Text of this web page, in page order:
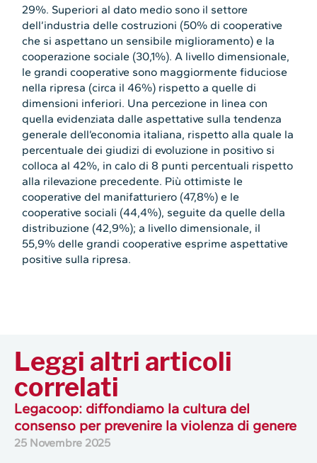
29%. Superiori al dato medio sono il settore
dell’industria delle costruzioni (50% di cooperative
che si aspettano un sensibile miglioramento) e la
cooperazione sociale (30,1%). A livello dimensionale,
le grandi cooperative sono maggiormente fiduciose
nella ripresa (circa il 46%) rispetto a quelle di
dimensioni inferiori. Una percezione in linea con
quella evidenziata dalle aspettative sulla tendenza
generale dell’economia italiana, rispetto alla quale la
percentuale dei giudizi di evoluzione in positivo si
colloca al 42%, in calo di 8 punti percentuali rispetto
alla rilevazione precedente. Più ottimiste le
cooperative del manifatturiero (47,8%) e le
cooperative sociali (44,4%), seguite da quelle della
distribuzione (42,9%); a livello dimensionale, il
55,9% delle grandi cooperative esprime aspettative
positive sulla ripresa.
Leggi altri articoli
correlati
Legacoop: diffondiamo la cultura del
consenso per prevenire la violenza di genere
25 Novembre 2025